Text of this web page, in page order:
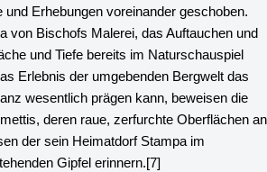
Erhebungen voreinander geschoben.
von Bischofs Malerei, das Auftauchen und
und Tiefe bereits im Naturschauspiel
Erlebnis der umgebenden Bergwelt das
wesentlich prägen kann, beweisen die
deren raue, zerfurchte Oberflächen an
der sein Heimatdorf Stampa im
Gipfel erinnern.[7]